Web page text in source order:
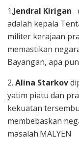
1.Jendral Kirigan
adalah kepala
militer kerajaan
memastikan
Bayangan, apa
2. Alina Starkov
yatim piatu dan
kekuatan
membebaskan
masalah.MALYEN